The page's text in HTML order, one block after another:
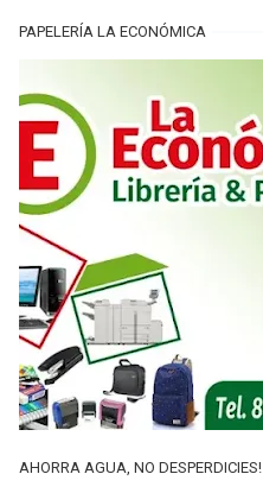
PAPELERÍA LA ECONÓMICA
AHORRA AGUA, NO DESPERDICIES!